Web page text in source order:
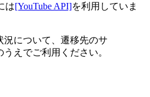
は[YouTube API]を利用していま
について、遷移先のサ
えでご利用ください。